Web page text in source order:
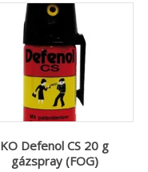
KO Defenol CS 20 g
gázspray (FOG)